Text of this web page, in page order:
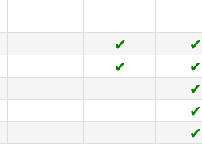
✔
✔
✔
✔
✔
✔
✔